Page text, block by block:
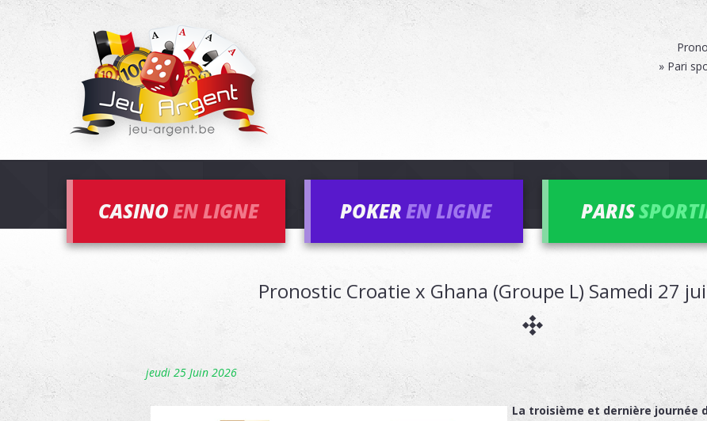
» Pari
CASINOEN LIGNE POKEREN LIGNE PARIS
Pronostic Croatie x Ghana (Groupe L) Samedi 27
jeudi 25 Juin 2026
La troisième et dernière journée